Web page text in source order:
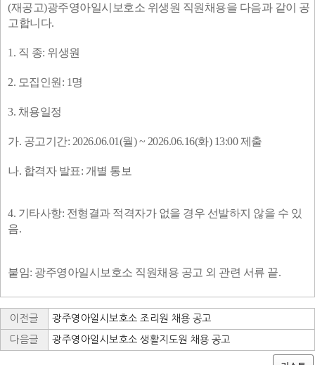
(재공고)광주영아일시보호소 위생원 직원채용을 다음과 같이 공
고합니다.
1. 직 종: 위생원
2. 모집인원 : 1명
3. 채용일정
가. 공고기간: 2026.06.01(월) ~ 2026.06.16(화) 13:00제출
나. 합격자 발표: 개별 통보
4. 기타사항: 전형결과 적격자가 없을 경우 선발하지 않을 수 있
음.
붙임: 광주영아일시보호소 직원채용 공고 외 관련 서류 끝.
이전글 광주영아일시보호소 조리원 채용 공고
다음글 광주영아일시보호소 생활지도원 채용 공고